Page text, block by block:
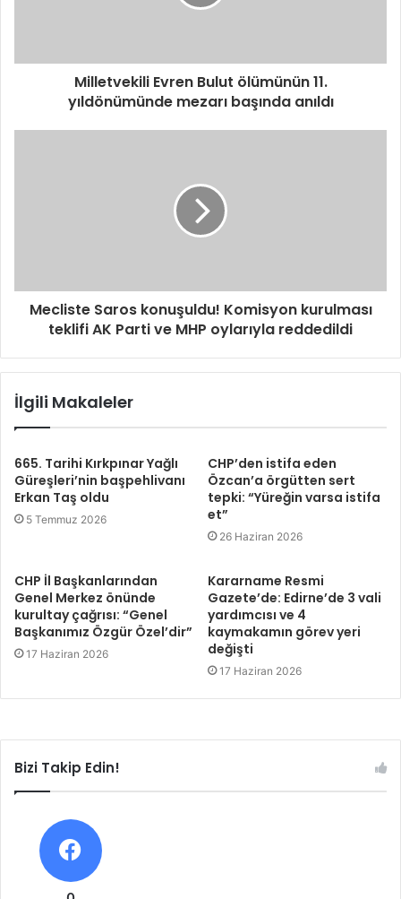
Milletvekili Evren Bulut ölümünün 11.
yıldönümünde mezarı başında anıldı
Mecliste Saros konuşuldu! Komisyon kurulması
teklifi AK Parti ve MHP oylarıyla reddedildi
İlgili Makaleler
665. Tarihi Kırkpınar Yağlı
Güreşleri’nin başpehlivanı
Erkan Taş oldu
5 Temmuz 2026
CHP’den istifa eden
Özcan’a örgütten sert
tepki: “Yüreğin varsa istifa
et”
26 Haziran 2026
CHP İl Başkanlarından
Genel Merkez önünde
kurultay çağrısı: “Genel
Başkanımız Özgür Özel’dir”
17 Haziran 2026
Kararname Resmi
Gazete’de: Edirne’de 3 vali
yardımcısı ve 4
kaymakamın görev yeri
değişti
17 Haziran 2026
Bizi Takip Edin!